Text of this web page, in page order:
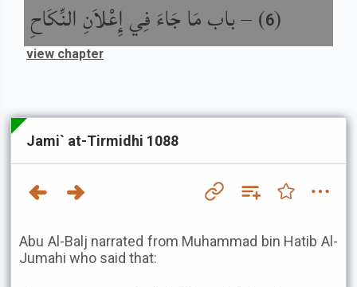
(
6
) –باب مَا جَاءَ فِي إِعْلاَنِ النِّكَاحِ
view chapter
Jami` at-Tirmidhi 1088
Abu Al-Balj narrated from Muhammad bin Hatib Al-
Jumahi who said that: